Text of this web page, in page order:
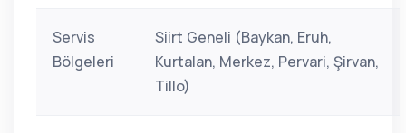
Servis
Bölgeleri
Siirt Geneli (Baykan, Eruh,
Kurtalan, Merkez, Pervari, Şirvan,
Tillo)